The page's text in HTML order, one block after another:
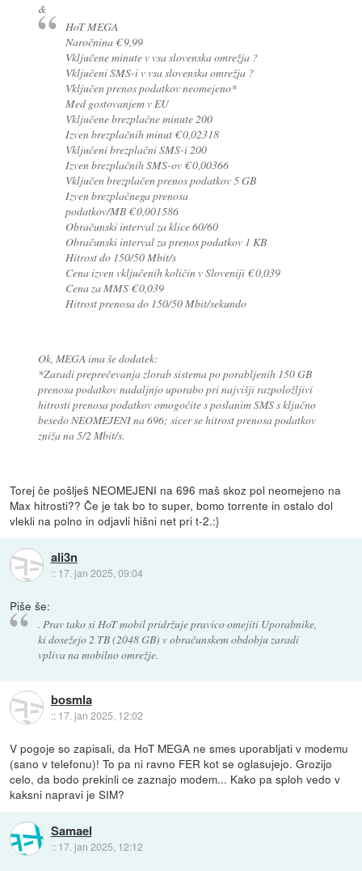
&
HoT MEGA
Naročnina € 9,99
Vključene minute v vsa slovenska omrežja ?
Vključeni SMS-i v vsa slovenska omrežja ?
Vključen prenos podatkov neomejeno*
Med gostovanjem v EU
Vključene brezplačne minute 200
Izven brezplačnih minut € 0,02318
Vključeni brezplačni SMS-i 200
Izven brezplačnih SMS-ov € 0,00366
Vključen brezplačen prenos podatkov 5 GB
Izven brezplačnega prenosa
podatkov/MB € 0,001586
Obračunski interval za klice 60/60
Obračunski interval za prenos podatkov 1 KB
Hitrost do 150/50 Mbit/s
Cena izven vključenih količin v Sloveniji € 0,039
Cena za MMS € 0,039
Hitrost prenosa do 150/50 Mbit/sekundo
Ok, MEGA ima še dodatek:
*Zaradi preprečevanja zlorab sistema po porabljenih 150 GB
prenosa podatkov nadaljnjo uporabo pri najvišji razpoložljivi
hitrosti prenosa podatkov omogočite s poslanim SMS s ključno
besedo NEOMEJENI na 696; sicer se hitrost prenosa podatkov
zniža na 5/2 Mbit/s.
Torej če pošlješ NEOMEJENI na 696 maš skoz pol neomejeno na
Max hitrosti?? Če je tak bo to super, bomo torrente in ostalo dol
vlekli na polno in odjavli hišni net pri t-2.:}
ali3n
:: 17. jan 2025, 09:04
Piše še:
. Prav tako si HoT mobil pridržuje pravico omejiti Uporabnike,
ki dosežejo 2 TB (2048 GB) v obračunskem obdobju zaradi
vpliva na mobilno omrežje.
bosmla
:: 17. jan 2025, 12:02
V pogoje so zapisali, da HoT MEGA ne smes uporabljati v modemu
(sano v telefonu)! To pa ni ravno FER kot se oglasujejo. Grozijo
celo, da bodo prekinli ce zaznajo modem... Kako pa sploh vedo v
kaksni napravi je SIM?
Samael
:: 17. jan 2025, 12:12